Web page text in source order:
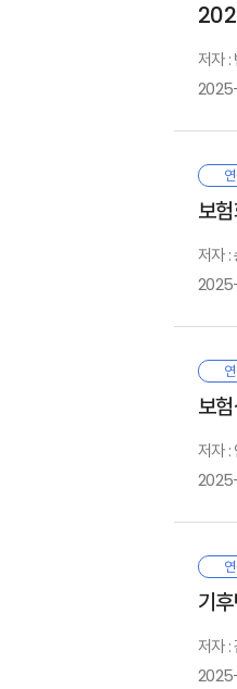
·
저자 :
보
저자 :
보
저자 :
기
저자 :